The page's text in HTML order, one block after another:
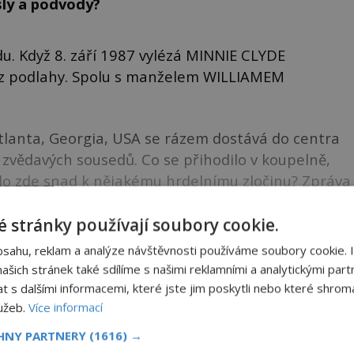
8. září 1987 vylézá MINNIE CLYDE
Spolu s manželem WILLIAMEM
Georgia, USA se rázem dostává do centra
sousedů. Co se přihodilo v koupelně,
zde snad k nějakému hrdelnímu zločinu? Zpráva
blesku.
k dočtení. Nenechte si to ujít!
PREMIUM?
naším Premiumčtenářem a
stránky používají soubory cookie.
reklam a analýze návštěvnosti používáme soubory cookie.
stránek také sdílíme s našimi reklamními a analytickými
s dalšími informacemi, které jste jim poskytli nebo které
Více informací
PARTNERY (1616) →